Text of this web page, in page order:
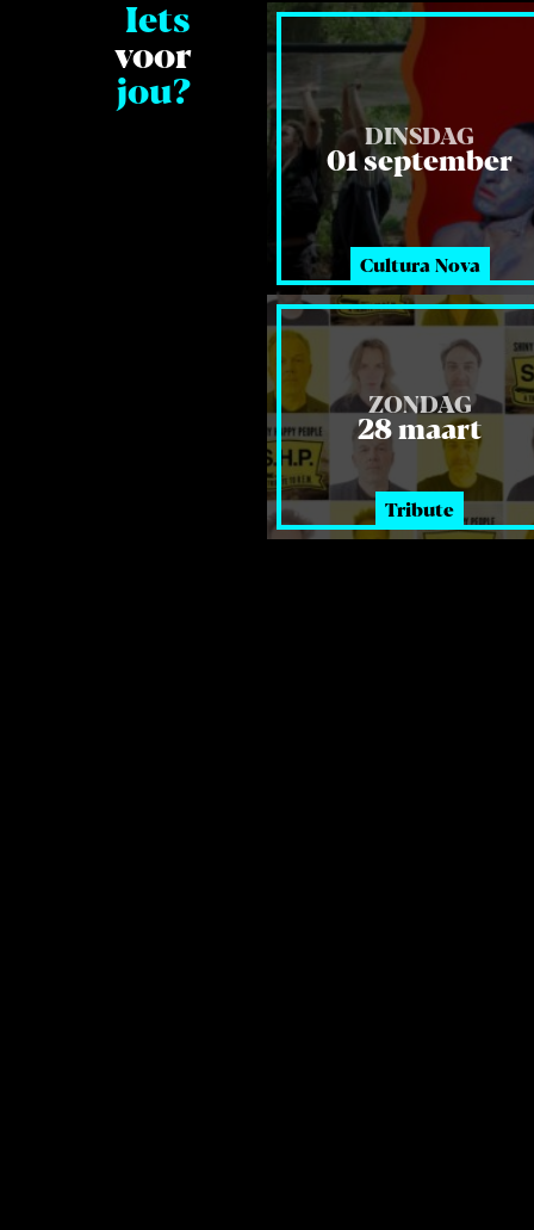
Iets
voor
jou?
Cultura Nova
DINSDAG
01 september
Tribute
ZONDAG
28 maart